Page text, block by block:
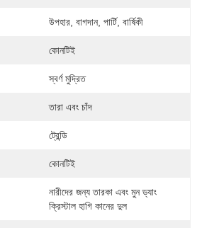
উপহার, বাগদান, পার্টি, বার্ষিকী
কোনটিই
স্বর্ণ মুদ্রিত
তারা এবং চাঁদ
ট্রেন্ডি
কোনটিই
নারীদের জন্য তারকা এবং মুন ড্যাং
ক্রিস্টাল হাগি কানের দুল